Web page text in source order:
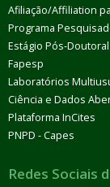
Afiliação/Affiliation
Programa
Estágio Pós-Doutoral
Fapesp
Laboratórios
Ciência e Dados
Plataforma InCites
PNPD - Capes
Redes Sociais